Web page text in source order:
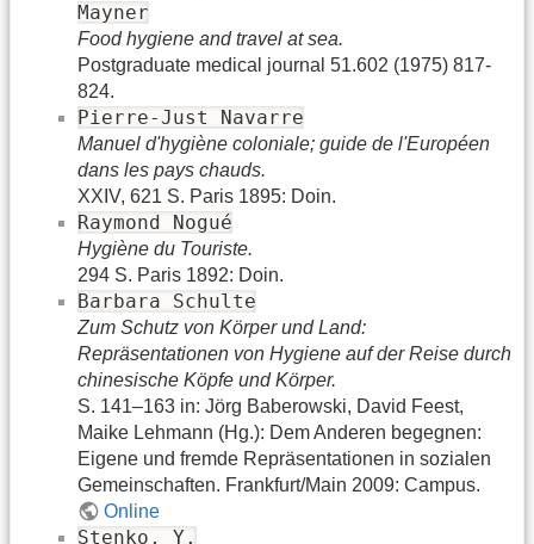
Mayner
Food hygiene and travel at sea.
Postgraduate medical journal 51.602 (1975) 817-
824.
Pierre-Just Navarre
Manuel d'hygiène coloniale; guide de l'Européen
dans les pays chauds.
XXIV, 621 S. Paris 1895: Doin.
Raymond Nogué
Hygiène du Touriste.
294 S. Paris 1892: Doin.
Barbara Schulte
Zum Schutz von Körper und Land:
Repräsentationen von Hygiene auf der Reise durch
chinesische Köpfe und Körper.
S. 141–163 in: Jörg Baberowski, David Feest,
Maike Lehmann (Hg.): Dem Anderen begegnen:
Eigene und fremde Repräsentationen in sozialen
Gemeinschaften. Frankfurt/Main 2009: Campus.
Online
Stenko, Y.